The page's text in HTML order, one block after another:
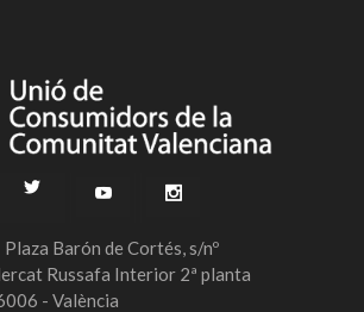
Barón de Cortés, s/nº
Russafa Interior 2ª planta
- València